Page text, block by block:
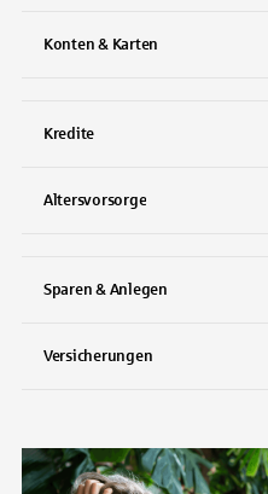
Konten & Karten
Kredite
Altersvorsorge
Sparen & Anlegen
Versicherungen